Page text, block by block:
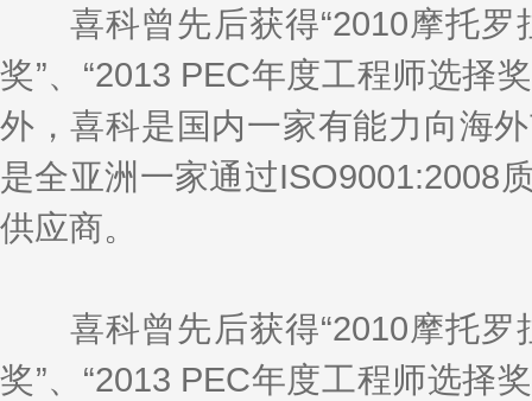
喜科曾先后获得“2010摩托罗
奖”、“2013 PEC年度工程师选择
外，喜科是国内一家有能力向海
是全亚洲一家通过ISO9001:2008
供应商。
喜科曾先后获得“2010摩托罗
奖”、“2013 PEC年度工程师选择